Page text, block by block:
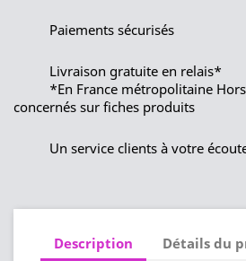
Paiements sécurisés
Livraison gratuite en relais*
*En France métropolitaine
concernés sur fiches produits
Un service clients à votre
Description Détails du